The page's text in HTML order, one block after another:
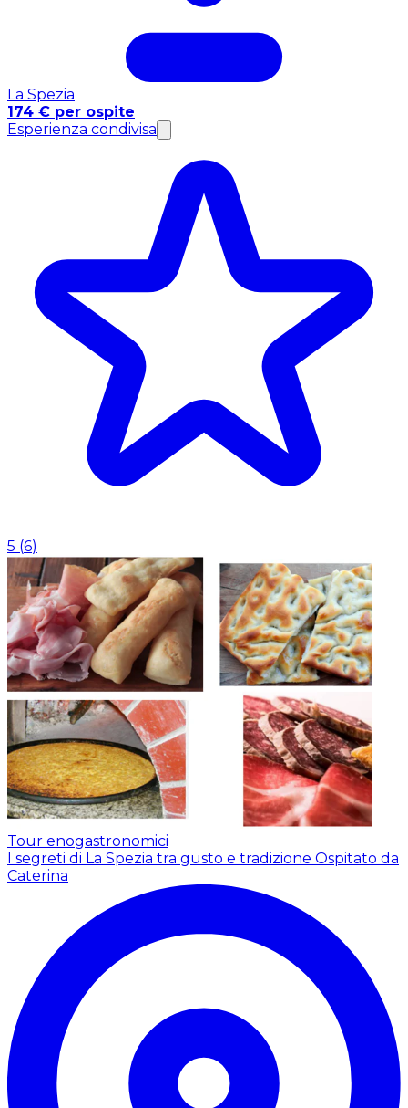
La Spezia
174 € per ospite
Esperienza condivisa
5 (6)
Tour enogastronomici
I segreti di La Spezia tra gusto e tradizione Ospitato da
Caterina